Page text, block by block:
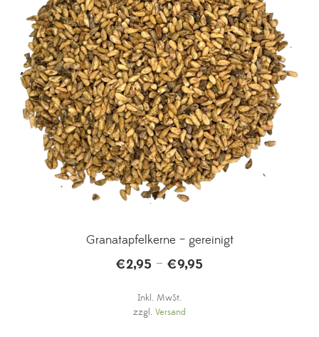
Granatapfelkerne – gereinigt
€2,95 – €9,95
Inkl. MwSt.
zzgl. Versand